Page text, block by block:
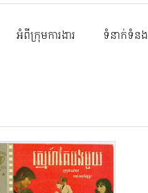
អំពីក្រុមការងារ ទំនាក់ទំនង